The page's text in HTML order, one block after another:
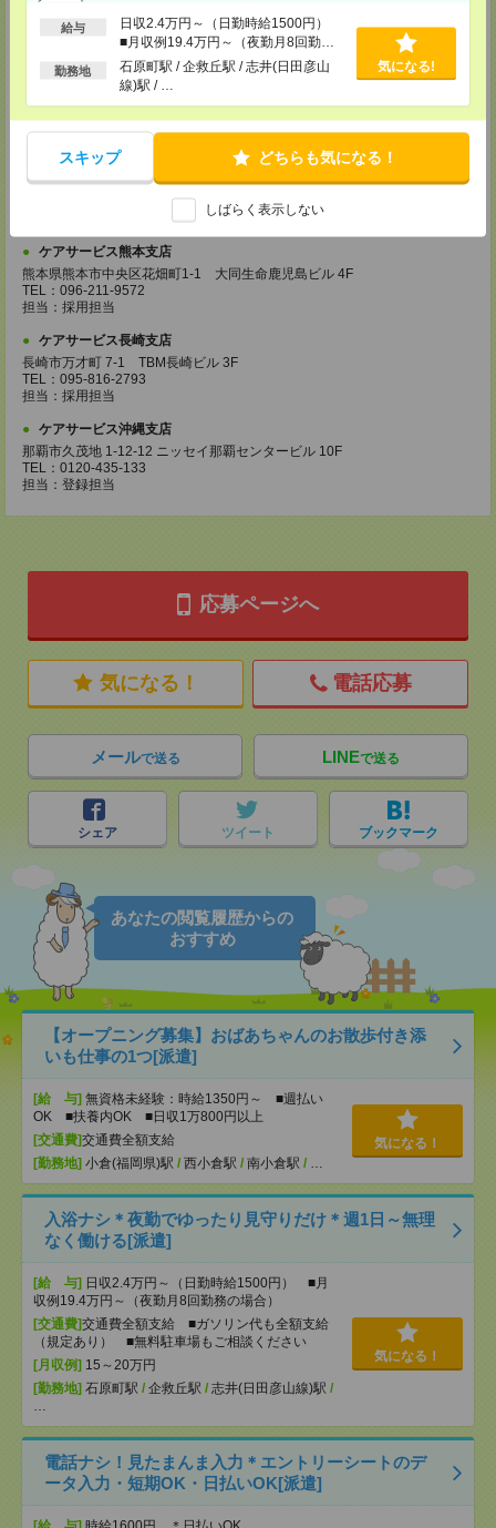
給与
日収2.4万円～（日勤時給1500円）
■月収例19.4万円～（夜勤月8回勤務
の場合）
勤務地
石原町駅 / 企救丘駅 / 志井(日田彦山
線)駅 / …
気になる!
スキップ どちらも気になる！
しばらく表示しない
ケアサービス福岡支店
〒812-0024 福岡県福岡市博多区綱場町4-11 パシフィックコート博
多 3F（25.3.17～）
TEL：092-517-3686
ケアサービス北九州支店
〒802-0003 福岡県北九州市小倉北区米町 1-1-21 大分銀行・明治安田生
命ビル 6F
ケアサービス熊本支店
熊本県熊本市中央区花畑町1-1 大同生命鹿児島ビル 4F
TEL：096-211-9572
担当：採用担当
ケアサービス長崎支店
長崎市万才町 7-1 TBM長崎ビル 3F
TEL：095-816-2793
担当：採用担当
ケアサービス沖縄支店
那覇市久茂地 1-12-12 ニッセイ那覇センタービル 10F
TEL：0120-435-133
担当：登録担当
応募ページへ
気になる！ 電話応募
メールで送る LINEで送る
シェア ツイート ブックマーク
あなたの閲覧履歴からの
おすすめ
【オープニング募集】おばあちゃんのお散歩付き添
いも仕事の1つ[派遣]
[給 与] 無資格未経験：時給1350円～ ■週払い
OK ■扶養内OK ■日収1万800円以上
[交通費]交通費全額支給
[勤務地] 小倉(福岡県)駅 / 西小倉駅 / 南小倉駅 / …
気になる！
入浴ナシ＊夜勤でゆったり見守りだけ＊週1日～無理
なく働ける[派遣]
[給 与] 日収2.4万円～（日勤時給1500円） ■月
収例19.4万円～（夜勤月8回勤務の場合）
[交通費]交通費全額支給 ■ガソリン代も全額支給
（規定あり） ■無料駐車場もご相談ください
[月収例] 15～20万円
[勤務地] 石原町駅 / 企救丘駅 / 志井(日田彦山線)駅 /
…
気になる！
電話ナシ！見たまんま入力＊エントリーシートのデ
ータ入力・短期OK・日払いOK[派遣]